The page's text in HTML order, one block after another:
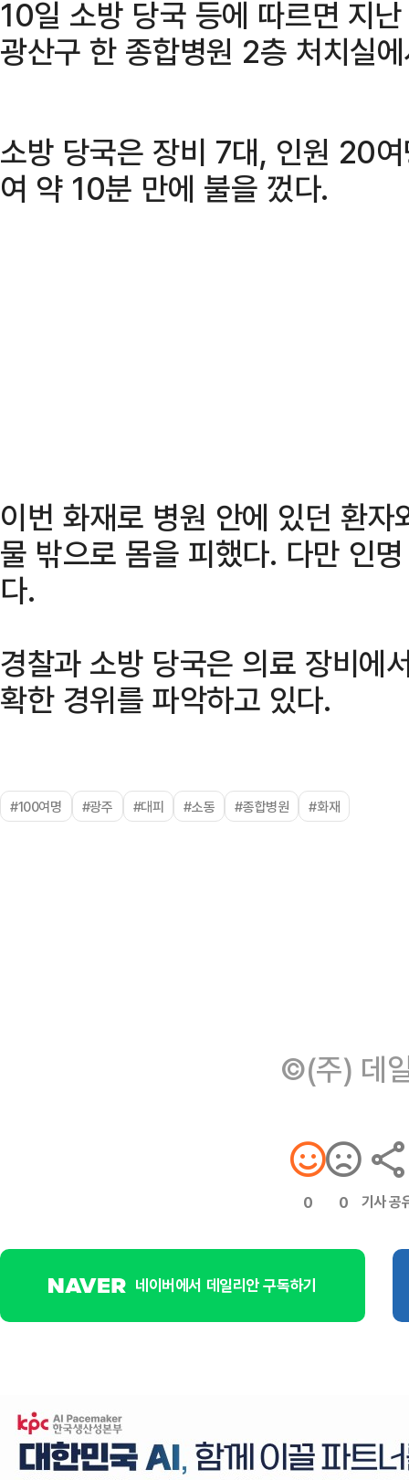
10일 소방 당국 등에 따르면 지
광산구 한 종합병원 2층 처치실
소방 당국은 장비 7대, 인원 20
여 약 10분 만에 불을 껐다.
이번 화재로 병원 안에 있던 환
물 밖으로 몸을 피했다. 다만 인
다.
경찰과 소방 당국은 의료 장비에
확한 경위를 파악하고 있다.
#100여명 #광주 #대피 #소동 #종합병원 #화재
©(주) 데
0 0 기사 공
네이버에서 데일리안 구독하기